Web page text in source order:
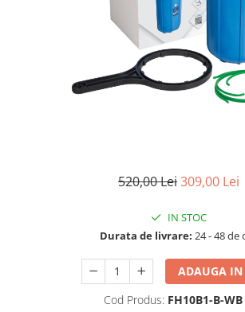
Lampi UV de schimb
Conectori statie
520,00 Lei309,00 Lei
IN STOC
Durata de livrare: 24 - 48 de
ADAUGA IN
Cod Produs: FH10B1-B-WB